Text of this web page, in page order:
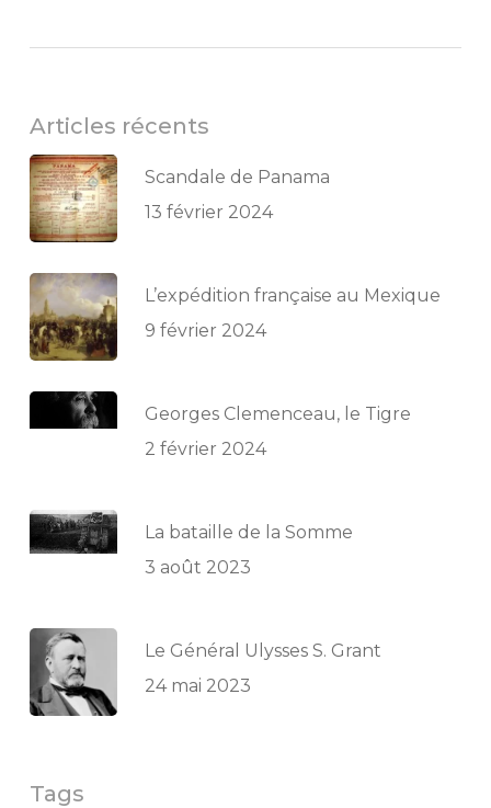
Articles récents
Scandale de Panama
13 février 2024
L’expédition française au Mexique
9 février 2024
Georges Clemenceau, le Tigre
2 février 2024
La bataille de la Somme
3 août 2023
Le Général Ulysses S. Grant
24 mai 2023
Tags